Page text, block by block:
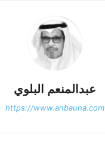
عبدالمنعم البلوي
https://www.anbauna.com